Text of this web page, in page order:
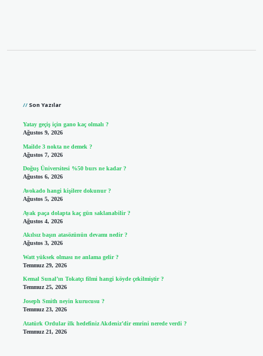
Son Yazılar
Yatay geçiş için gano kaç olmalı ?
Ağustos 9, 2026
Mailde 3 nokta ne demek ?
Ağustos 7, 2026
Doğuş Üniversitesi %50 burs ne kadar ?
Ağustos 6, 2026
Avokado hangi kişilere dokunur ?
Ağustos 5, 2026
Ayak paça dolapta kaç gün saklanabilir ?
Ağustos 4, 2026
Akılsız başın atasözünün devamı nedir ?
Ağustos 3, 2026
Watt yüksek olması ne anlama gelir ?
Temmuz 29, 2026
Kemal Sunal’ın Tokatçı filmi hangi köyde çekilmiştir ?
Temmuz 25, 2026
Joseph Smith neyin kurucusu ?
Temmuz 23, 2026
Atatürk Ordular ilk hedefiniz Akdeniz’dir emrini nerede verdi ?
Temmuz 21, 2026